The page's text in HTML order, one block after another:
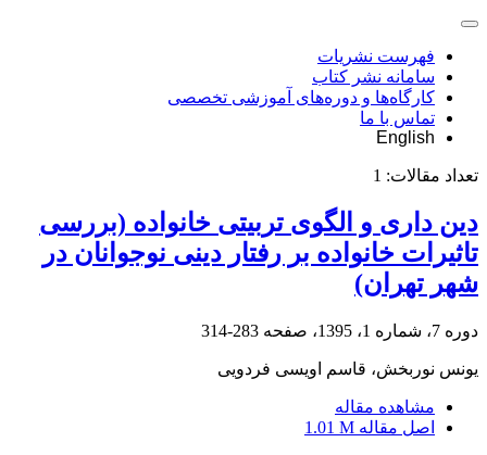
فهرست نشریات
سامانه نشر کتاب
کارگاه‌ها و دوره‌های آموزشی تخصصی
تماس با ما
English
تعداد مقالات: 1
دین داری و الگوی تربیتی خانواده (بررسی
تاثیرات خانواده بر رفتار دینی نوجوانان در
شهر تهران)
دوره 7، شماره 1، 1395، صفحه 283-314
یونس نوربخش، قاسم اویسی فردویی
مشاهده مقاله
اصل مقاله 1.01 M